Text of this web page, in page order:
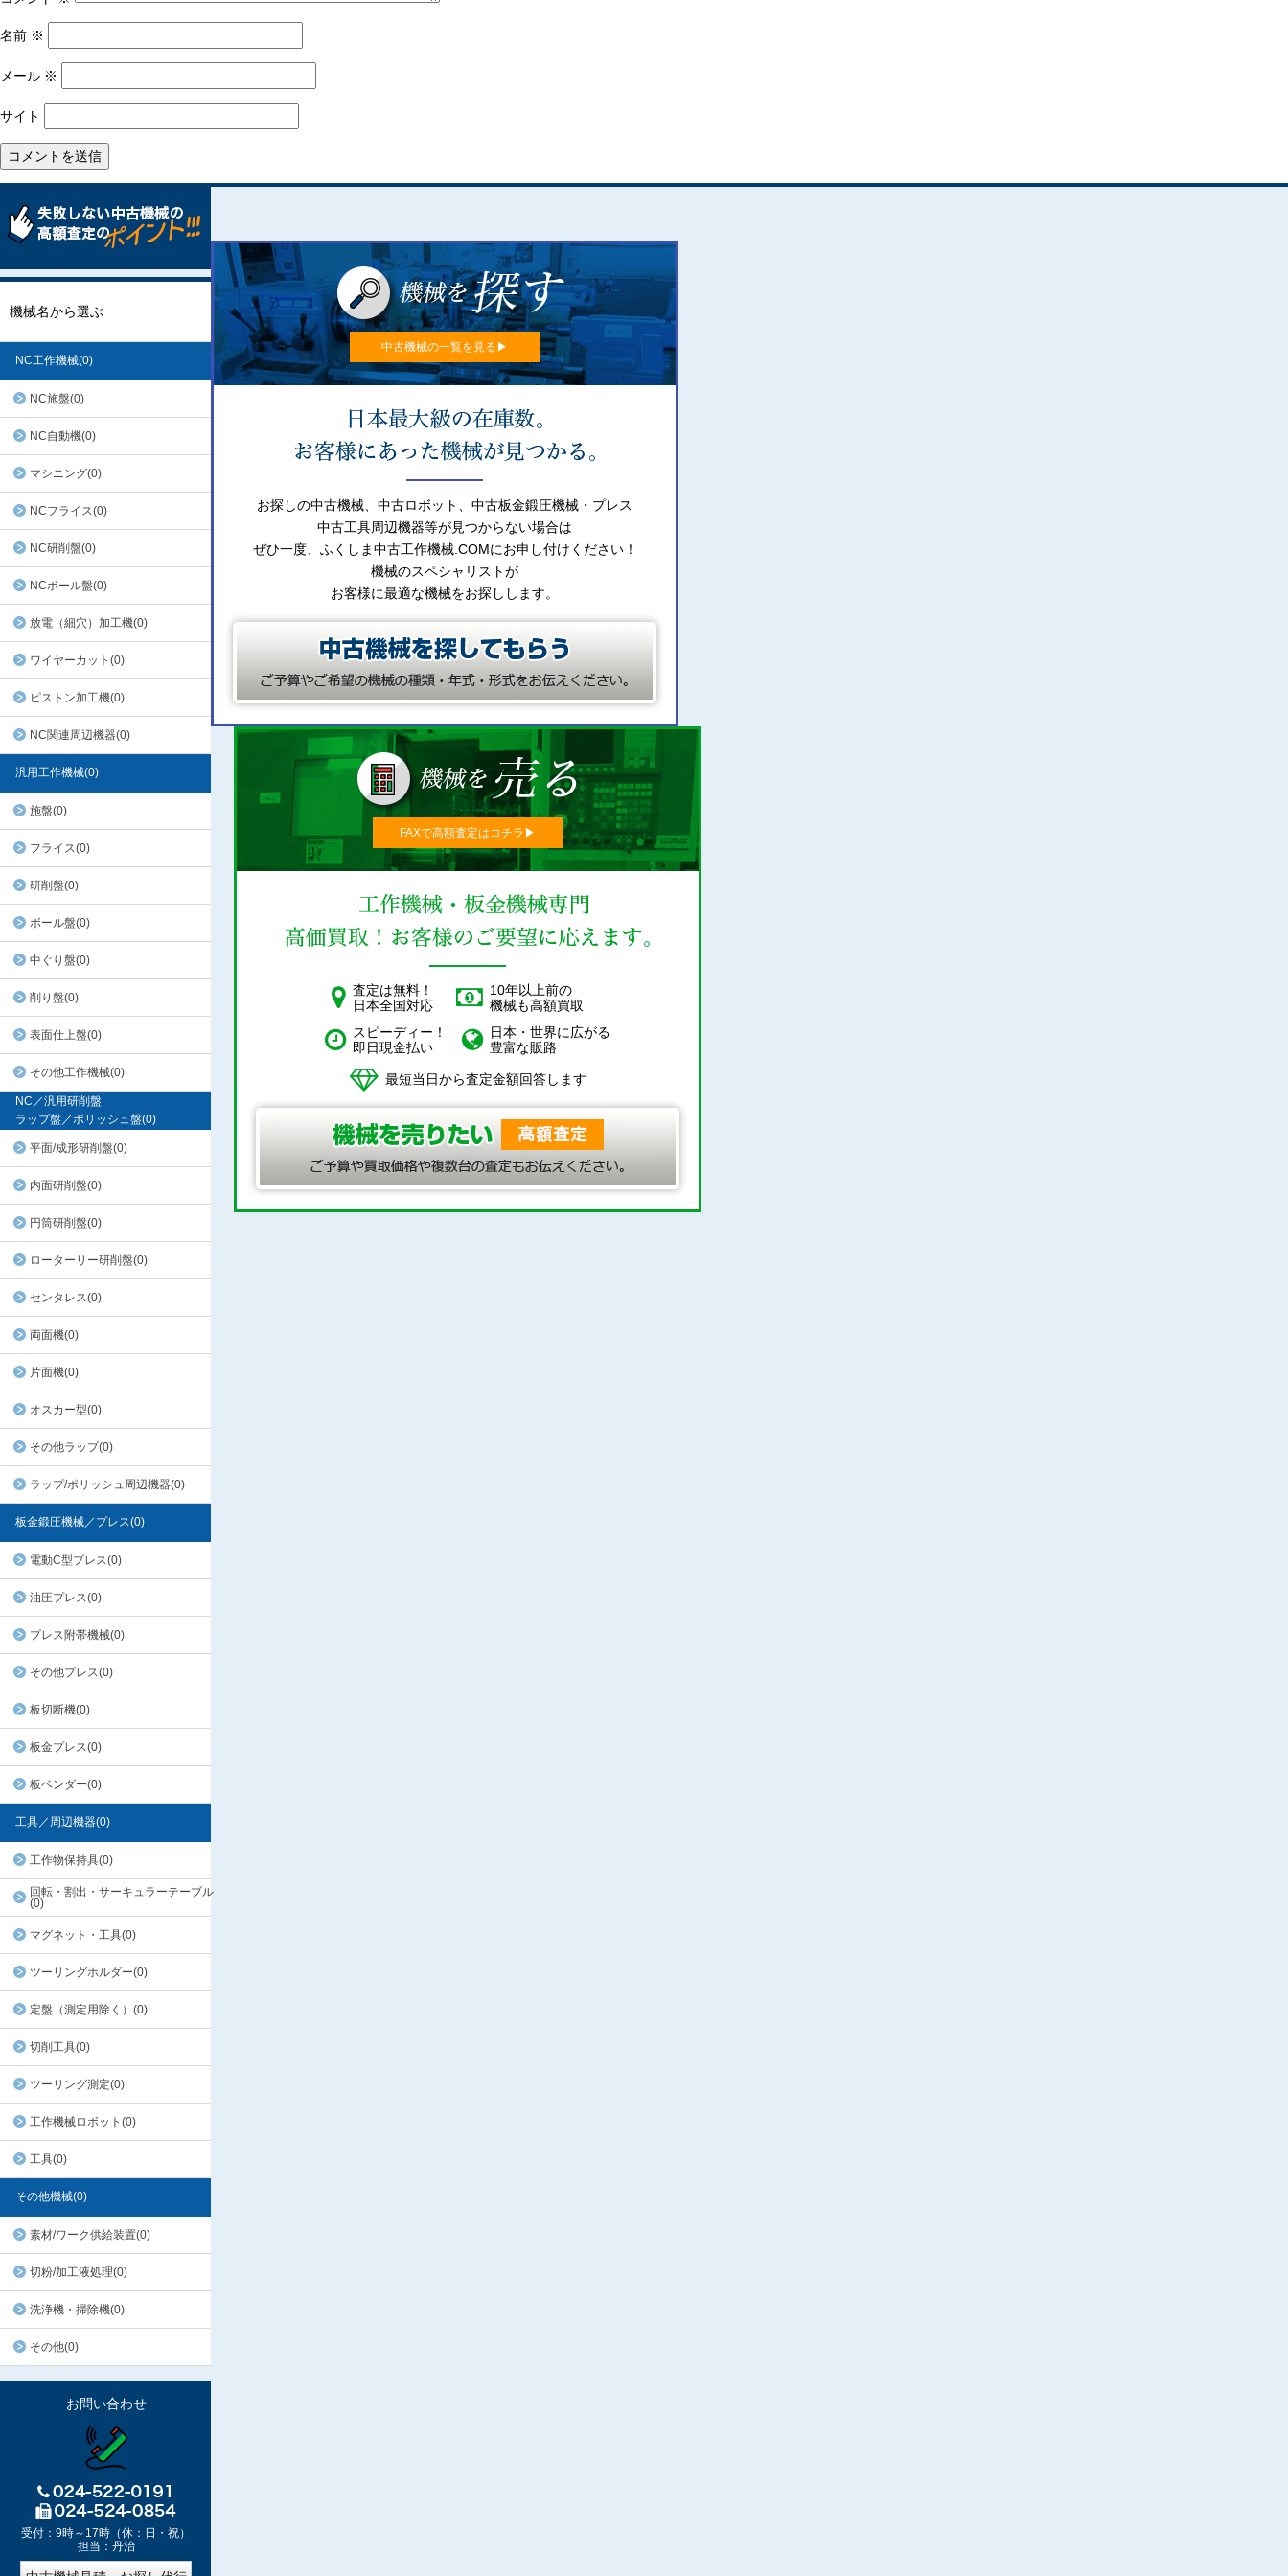
名前 ※
メール ※
サイト
機械名から選ぶ
NC工作機械(0)
NC施盤(0)
NC自動機(0)
マシニング(0)
NCフライス(0)
NC研削盤(0)
NCボール盤(0)
放電（細穴）加工機(0)
ワイヤーカット(0)
ピストン加工機(0)
NC関連周辺機器(0)
汎用工作機械(0)
施盤(0)
フライス(0)
研削盤(0)
ボール盤(0)
中ぐり盤(0)
削り盤(0)
表面仕上盤(0)
その他工作機械(0)
NC／汎用研削盤
ラップ盤／ポリッシュ盤(0)
平面/成形研削盤(0)
内面研削盤(0)
円筒研削盤(0)
ローターリー研削盤(0)
センタレス(0)
両面機(0)
片面機(0)
オスカー型(0)
その他ラップ(0)
ラップ/ポリッシュ周辺機器(0)
板金鍛圧機械／プレス(0)
電動C型プレス(0)
油圧プレス(0)
プレス附帯機械(0)
その他プレス(0)
板切断機(0)
板金プレス(0)
板ベンダー(0)
工具／周辺機器(0)
工作物保持具(0)
回転・割出・サーキュラーテーブル
(0)
マグネット・工具(0)
ツーリングホルダー(0)
定盤（測定用除く）(0)
切削工具(0)
ツーリング測定(0)
工作機械ロボット(0)
工具(0)
その他機械(0)
素材/ワーク供給装置(0)
切粉/加工液処理(0)
洗浄機・掃除機(0)
その他(0)
お問い合わせ
受付：9時～17時（休：日・祝）
担当：丹治
中古機械の一覧を見る▶︎
お探しの中古機械、中古ロボット、中古板金鍛圧機械・プレス
中古工具周辺機器等が見つからない場合は
ぜひ一度、ふくしま中古工作機械.COMにお申し付けください！
機械のスペシャリストが
お客様に最適な機械をお探しします。
FAXで高額査定はコチラ▶︎
査定は無料！
日本全国対応
10年以上前の
機械も高額買取
スピーディー！
即日現金払い
日本・世界に広がる
豊富な販路
最短当日から査定金額回答します